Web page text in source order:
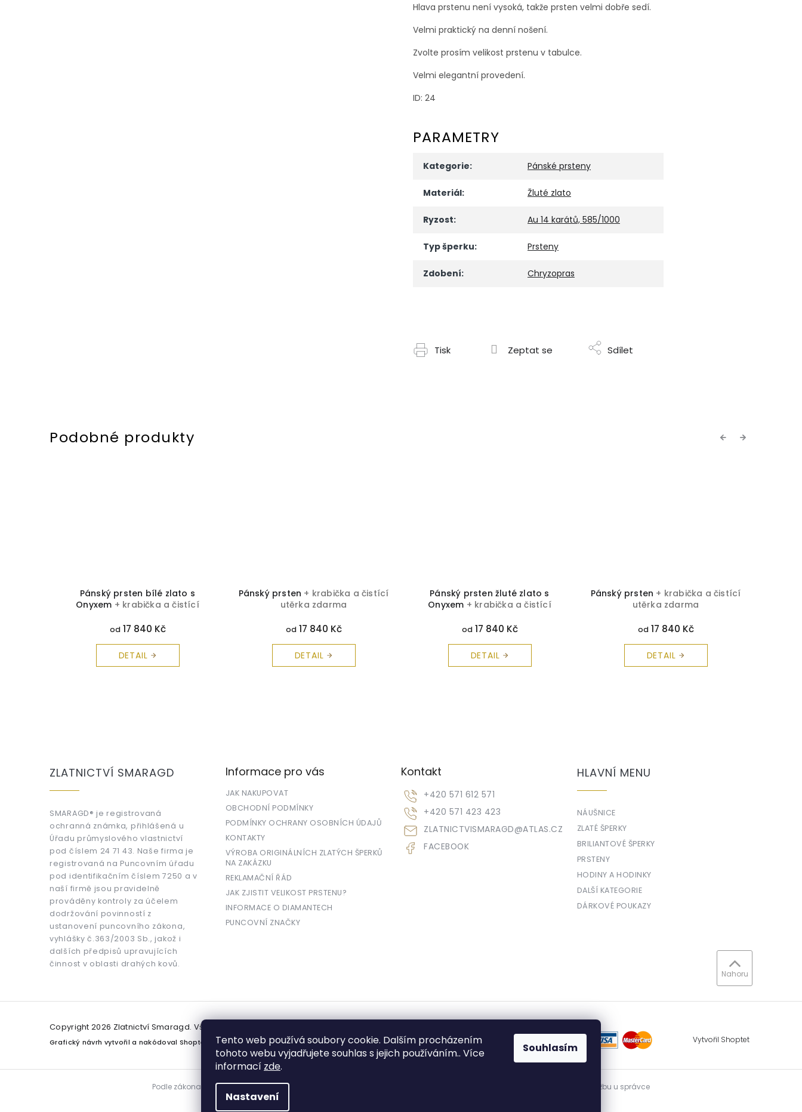
Tento web používá soubory cookie. Dalším procházením
tohoto webu vyjadřujete souhlas s jejich používáním.. Více
informací zde.
Nastavení
Souhlasím
Hlava prstenu není vysoká, takže prsten velmi dobře sedí.
Velmi praktický na denní nošení.
Zvolte prosím velikost prstenu v tabulce.
Velmi elegantní provedení.
ID: 24
PARAMETRY
Kategorie: Pánské prsteny
Materiál: Žluté zlato
Ryzost: Au 14 karátů, 585/1000
Typ šperku: Prsteny
Zdobení: Chryzopras
Tisk Zeptat se Sdílet
Previous
Pánský prsten bílé zlato s
Onyxem + krabička a čistící
od17 840 Kč
DETAIL
Pánský prsten + krabička a čistící
utěrka zdarma
od17 840 Kč
DETAIL
Pánský prsten žluté zlato s
Onyxem + krabička a čistící
od17 840 Kč
DETAIL
Pánský prsten + krabička a čistící
utěrka zdarma
od17 840 Kč
DETAIL
Next
ZLATNICTVÍ SMARAGD
SMARAGD® je registrovaná
ochranná známka, přihlášená u
Úřadu průmyslového vlastnictví
pod číslem 24 71 43. Naše firma je
registrovaná na Puncovním úřadu
pod identifikačním číslem 7250 a v
naší firmě jsou pravidelně
prováděny kontroly za účelem
dodržování povinností z
ustanovení puncovního zákona,
vyhlášky č.363/2003 Sb., jakož i
dalších předpisů upravujících
činnost v oblasti drahých kovů.
Informace pro vás
JAK NAKUPOVAT
OBCHODNÍ PODMÍNKY
PODMÍNKY OCHRANY OSOBNÍCH ÚDAJŮ
KONTAKTY
VÝROBA ORIGINÁLNÍCH ZLATÝCH ŠPERKŮ
NA ZAKÁZKU
REKLAMAČNÍ ŘÁD
JAK ZJISTIT VELIKOST PRSTENU?
INFORMACE O DIAMANTECH
PUNCOVNÍ ZNAČKY
Kontakt
ZLATNICTVISMARAGD@ATLAS.CZ
+420 571 612 571
+420 571 423 423
FACEBOOK
HLAVNÍ MENU
NÁUŠNICE
ZLATÉ ŠPERKY
BRILIANTOVÉ ŠPERKY
PRSTENY
HODINY A HODINKY
DALŠÍ KATEGORIE
DÁRKOVÉ POUKAZY
Vytvořil Shoptet
Copyright 2026 Zlatnictví Smaragd. Všechna práva vyhrazena.
Grafický návrh vytvořil a nakódoval Shoptetak.cz
Nahoru
Podle zákona o evidenci tržeb je prodávající povinen vystavit kupujícímu účtenku. Zároveň je povinen zaevidovat přijatou tržbu u správce
daně online; v případě technického výpadku pak nejpozději do 48 hodin.